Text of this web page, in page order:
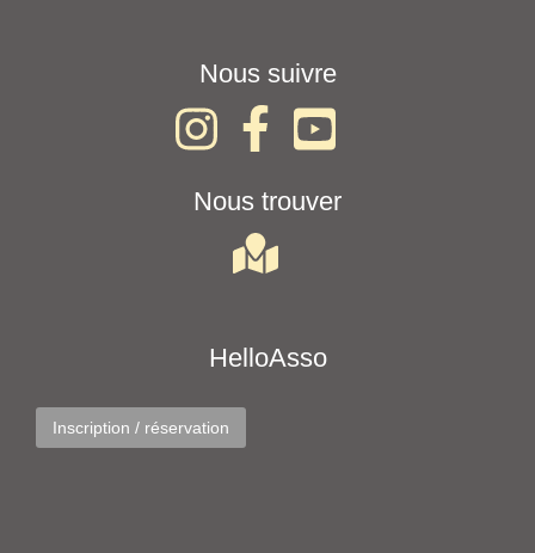
Nous suivre
Nous trouver
HelloAsso
Inscription / réservation